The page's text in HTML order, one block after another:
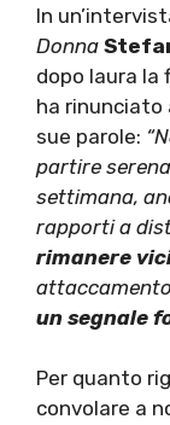
In
Donna
dopo laura la
ha rinunciato
sue parole:
partire
settimana,
rapporti a
rimanere
un segnale
Per quanto
convolare a